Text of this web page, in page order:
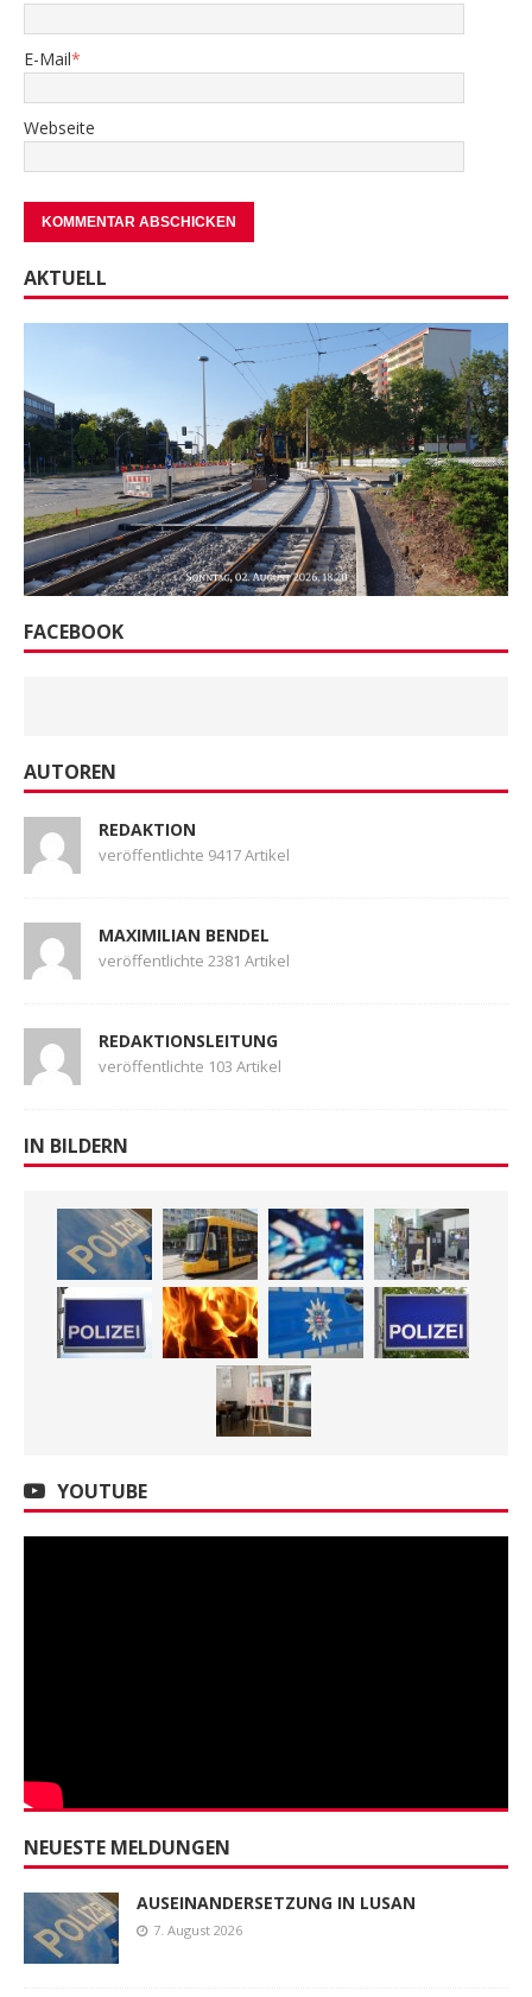
E-Mail*
Webseite
AKTUELL
FACEBOOK
AUTOREN
REDAKTION
veröffentlichte 9417 Artikel
MAXIMILIAN BENDEL
veröffentlichte 2381 Artikel
REDAKTIONSLEITUNG
veröffentlichte 103 Artikel
IN BILDERN
YOUTUBE
NEUESTE MELDUNGEN
AUSEINANDERSETZUNG IN LUSAN
7. August 2026